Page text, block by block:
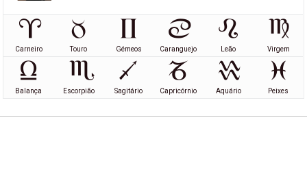
Carneiro Touro Gémeos Caranguejo Leão Virgem
Balança Escorpião Sagitário Capricórnio Aquário Peixes